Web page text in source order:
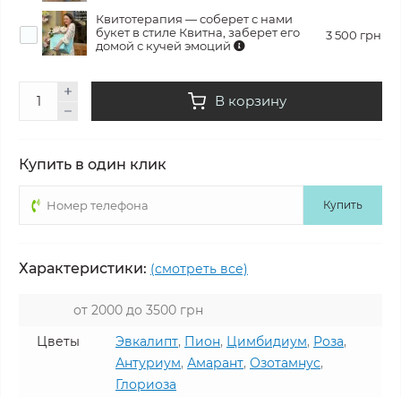
Квитотерапия — соберет с нами
букет в стиле Квитна, заберет его
домой с кучей эмоций
3 500 грн
В корзину
Купить в один клик
Купить
Характеристики: (смотреть все)
от 2000 до 3500 грн
Цветы
Эвкалипт, Пион, Цимбидиум, Роза,
Антуриум, Амарант, Озотамнус,
Глориоза